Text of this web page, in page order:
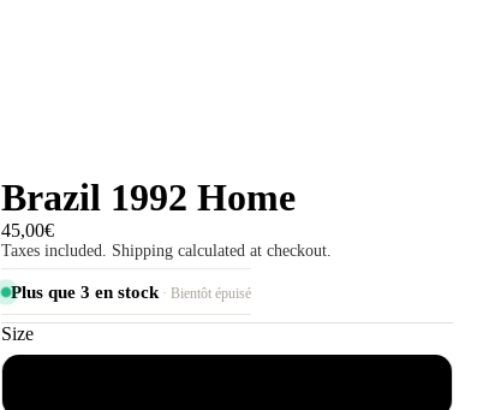
Brazil 1992 Home
45,00€
Taxes included. Shipping calculated at checkout.
Plus que 3 en stock· Bientôt épuisé
Size